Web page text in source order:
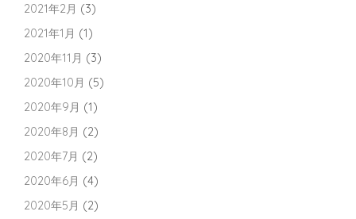
2021年2月 (3)
2021年1月 (1)
2020年11月 (3)
2020年10月 (5)
2020年9月 (1)
2020年8月 (2)
2020年7月 (2)
2020年6月 (4)
2020年5月 (2)